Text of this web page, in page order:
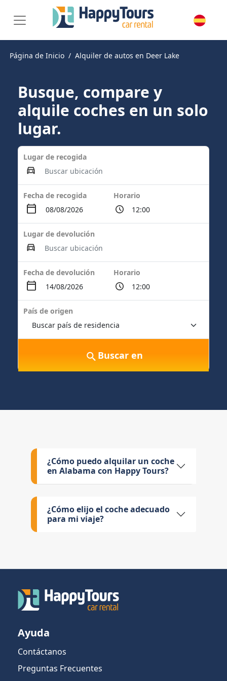
Página de Inicio Alquiler de autos en Deer Lake
Busque, compare y
alquile coches en un solo
lugar.
Lugar de recogida
Fecha de recogida Horario
Lugar de devolución
Fecha de devolución Horario
País de origen
Buscar en
¿Cómo puedo alquilar un coche
en Alabama con Happy Tours?
¿Cómo elijo el coche adecuado
para mi viaje?
Ayuda
Contáctanos
Preguntas Frecuentes